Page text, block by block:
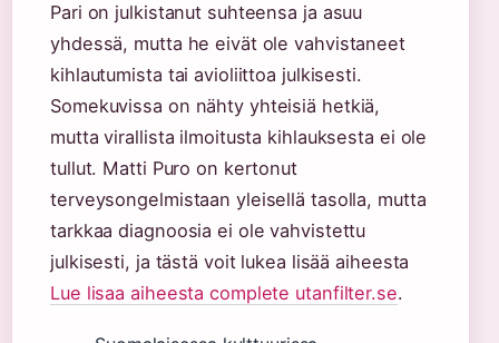
Pari on julkistanut suhteensa ja asuu
yhdessä, mutta he eivät ole vahvistaneet
kihlautumista tai avioliittoa julkisesti.
Somekuvissa on nähty yhteisiä hetkiä,
mutta virallista ilmoitusta kihlauksesta ei ole
tullut. Matti Puro on kertonut
terveysongelmistaan yleisellä tasolla, mutta
tarkkaa diagnoosia ei ole vahvistettu
julkisesti, ja tästä voit lukea lisää aiheesta
Lue lisaa aiheesta complete utanfilter.se.